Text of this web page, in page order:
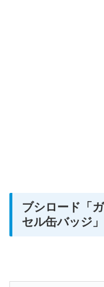
ブシロード 「
セル缶バッジ」